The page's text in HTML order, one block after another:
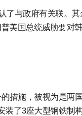
了与政府有关联。其
美国总统威胁要对
措施，被视为是两
装了3座大型钢铁制